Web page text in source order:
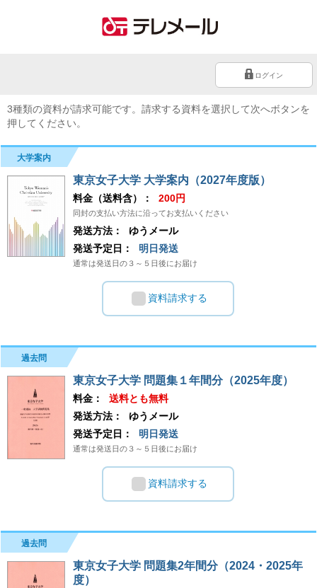
ログイン
3種類の資料が請求可能です。請求する資料を選択して次へボタンを
押してください。
大学案内
東京女子大学 大学案内（2027年度版）
料金（送料含）： 200円
同封の支払い方法に沿ってお支払いください
発送方法：
ゆうメール
発送予定日：
明日発送
通常は発送日の３～５日後にお届け
資料請求する
過去問
東京女子大学 問題集１年間分（2025年度）
料金：
送料とも無料
発送方法：
ゆうメール
発送予定日：
明日発送
通常は発送日の３～５日後にお届け
資料請求する
過去問
東京女子大学 問題集2年間分（2024・2025年
度）